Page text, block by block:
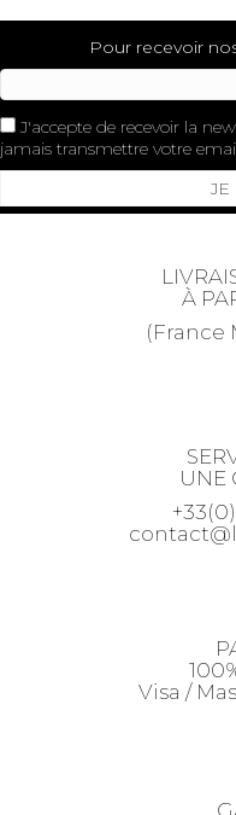
Pour recevoir
J'accepte de recevoir la
jamais transmettre votre
JE
À
(France
UNE
Visa /